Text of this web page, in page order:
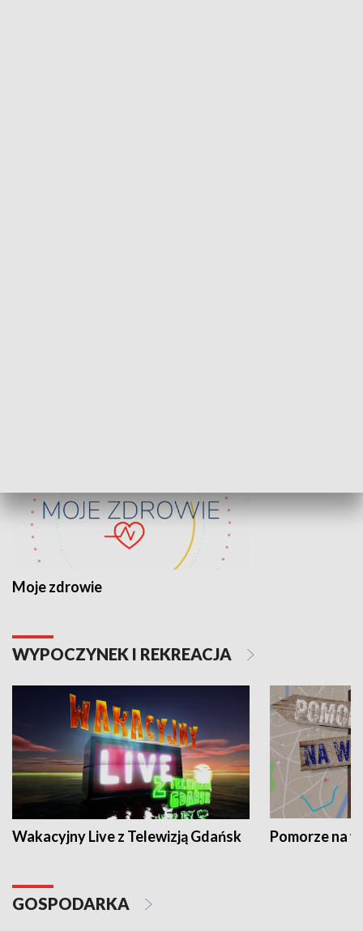
Moje zdrowie
WYPOCZYNEK I REKREACJA
Wakacyjny Live z Telewizją Gdańsk Pomorze na
GOSPODARKA